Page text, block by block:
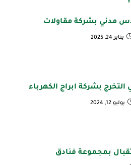
مدني بشركة مقاولات
يناير 24, 2025
بشركة ابراج الكهرباء
يوليو 12, 2024
بمجموعة فنادق